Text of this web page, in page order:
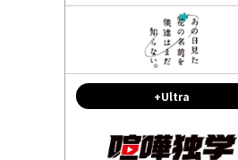
+Ultra
ナズナ バレン..
¥660（税込）